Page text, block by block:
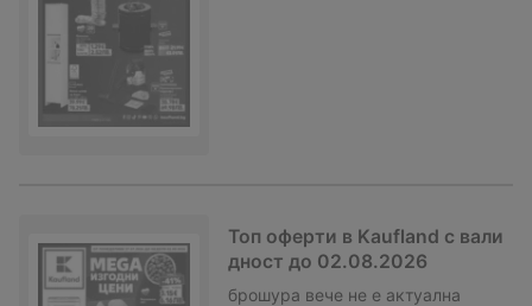
Топ оферти в Kaufland с вали
дност до 02.08.2026
брошура вече не е актуална